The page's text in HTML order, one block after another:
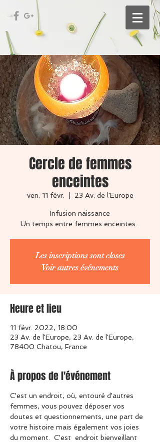
Cercle de femmes
enceintes
ven. 11 févr. 23 Av. de l'Europe
Infusion naissance
Un temps entre femmes enceintes...
Les inscriptions sont closes
Voir autres événements
Heure et lieu
11 févr. 2022, 18:00
23 Av. de l'Europe, 23 Av. de l'Europe,
78400 Chatou, France
À propos de l'événement
C'est un endroit, où, entouré d'autres
femmes, vous pouvez déposer vos
doutes et questionnements, une part de
votre histoire mais également vos joies
du moment.  C'est  endroit bienveillant